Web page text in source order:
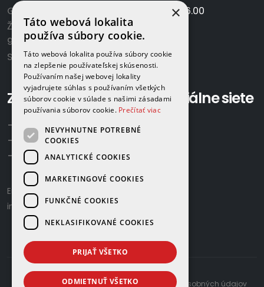
GAMAPLYN s.r.o.
Železničná 570/8
922 02 Krakovany
Slovensko
7.00 - 16.00
So:
Zavolajte nám:
+421 918 524 702
+421 907 958 768
+421 948 615 083
Email us:
info@gamaplyn.sk
Sociálne siete
developed by © 2026 |Zásady ochrany osobných údajov
×
Táto webová lokalita
používa súbory cookie.
Táto webová lokalita používa súbory cookie
na zlepšenie používateľskej skúsenosti.
Používaním našej webovej lokality
vyjadrujete súhlas s používaním všetkých
súborov cookie v súlade s našimi zásadami
používania súborov cookie. Prečítať viac
NEVYHNUTNE POTREBNÉ
COOKIES
ANALYTICKÉ COOKIES
MARKETINGOVÉ COOKIES
FUNKČNÉ COOKIES
NEKLASIFIKOVANÉ COOKIES
PRIJAŤ VŠETKO
ODMIETNUŤ VŠETKO